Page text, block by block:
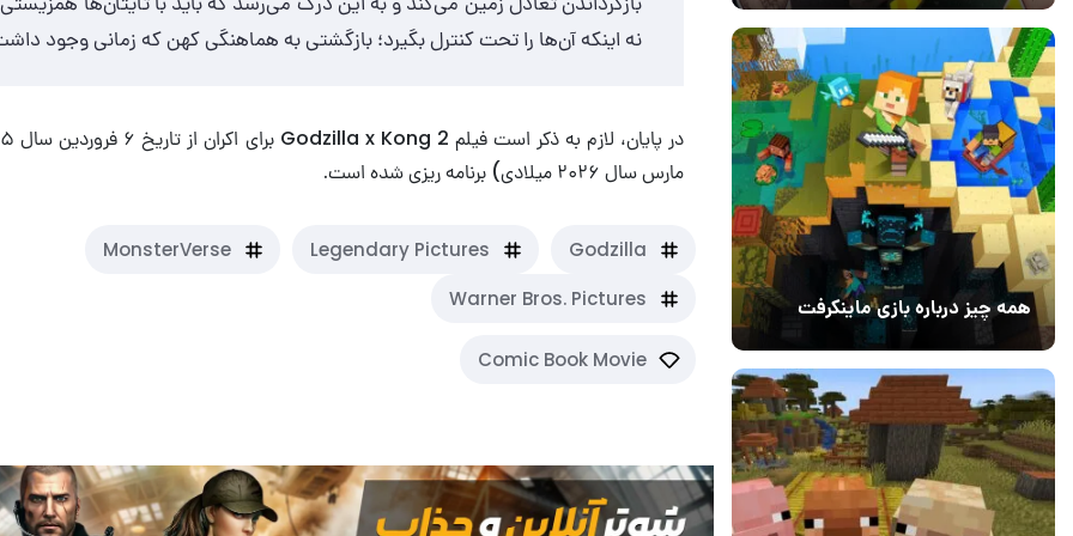
همه چیز درباره بازی ماینکرفت
نه اینکه آن‌ها را تحت کنترل بگیرد؛ بازگشتی به هماهنگی کهن که زمانی وجود
مارس سال ۲۰۲۶ میلادی) برنامه ریزی شده است.
Godzilla
Legendary Pictures
MonsterVerse
Warner Bros. Pictures
Comic Book Movie